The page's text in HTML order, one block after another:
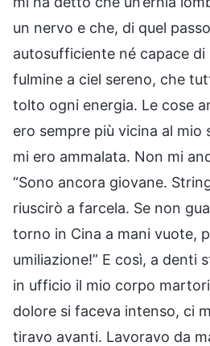
un nervo e che, di quel
autosufficiente né capace di
fulmine a ciel sereno, che
tolto ogni energia. Le cose
ero sempre più vicina al mio
mi ero ammalata. Non mi
“Sono ancora giovane.
riuscirò a farcela. Se non
torno in Cina a mani vuote,
umiliazione!” E così, a denti
in ufficio il mio corpo
dolore si faceva intenso, ci
tiravo avanti. Lavoravo da